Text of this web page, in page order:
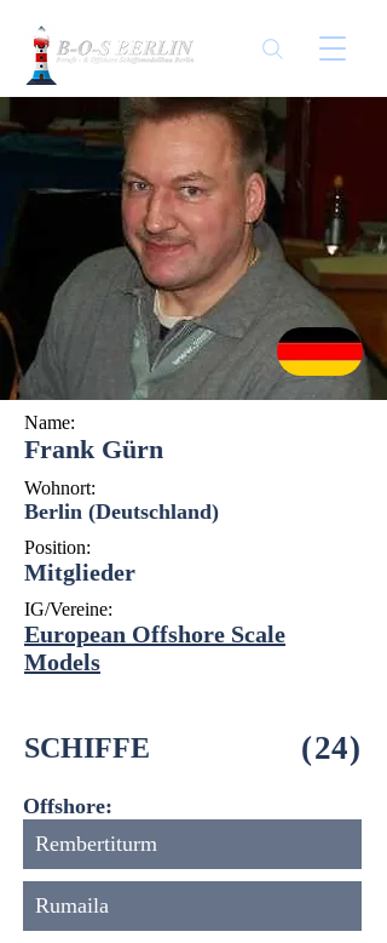
Name:
Frank Gürn
Wohnort:
Berlin (Deutschland)
Position:
Mitglieder
IG/Vereine:
European Offshore Scale
Models
SCHIFFE 24
( )
Offshore:
Rembertiturm
Rumaila